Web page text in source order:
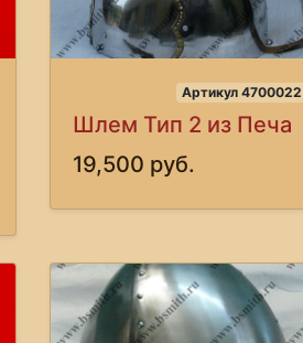
Артикул 4700022
Шлем Тип 2 из Печа
19,500 руб.